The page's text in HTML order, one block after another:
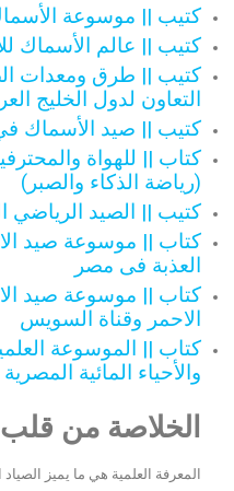
كتيب || موسوعة
كتيب || عالم الأسماك
كتيب || طرق ومعدات
التعاون لدول الخليج
كتيب || صيد الأسماك
كتاب || للهواة
(رياضة الذكاء والصبر)
كتيب || الصيد الرياضي
كتاب || موسوعة صيد
العذبة فى مصر
كتاب || موسوعة صيد
الاحمر وقناة السويس
كتاب || الموسوعة
والأحياء المائية المصرية
الخلاصة من
المعرفة العلمية هي ما يميز